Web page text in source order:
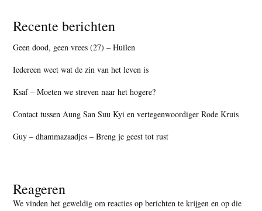
Recente berichten
Geen dood, geen vrees (27) – Huilen
Iedereen weet wat de zin van het leven is
Ksaf – Moeten we streven naar het hogere?
Contact tussen Aung San Suu Kyi en vertegenwoordiger Rode Kruis
Guy – dhammazaadjes – Breng je geest tot rust
Reageren
We vinden het geweldig om reacties op berichten te krijgen en op die